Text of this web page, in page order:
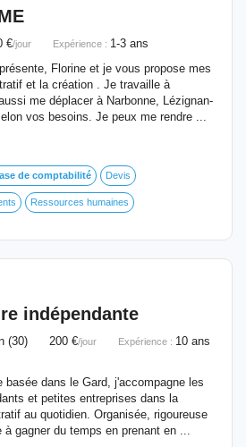
€/jour Expérience : 1-3 ans
Florine et je vous propose mes
et la création . Je travaille à
me déplacer à Narbonne, Lézignan-
vos besoins. Je peux me rendre ...
de comptabilité Devis
Ressources humaines
indépendante
(30) 200 €/jour Expérience : 10 ans
basée dans le Gard, j'accompagne les
et petites entreprises dans la
au quotidien. Organisée, rigoureuse
gagner du temps en prenant en ...